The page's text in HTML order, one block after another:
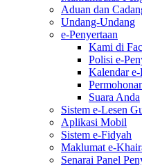
Aduan dan
Undang-Undang
e-Penyertaan
Kami di
Polisi e-
Kalendar e-
Suara Anda
Sistem e-Lesen
Aplikasi Mobil
Sistem e-Fidyah
Maklumat e-
Senarai Panel